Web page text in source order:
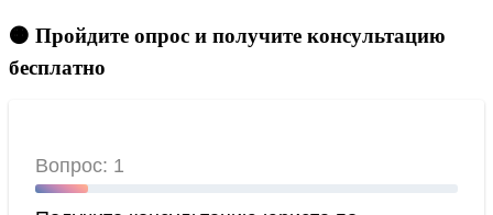
🟠 Пройдите опрос и получите консультацию
бесплатно